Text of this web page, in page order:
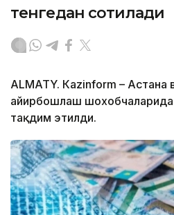
тенгедан сотилади
ALMATY. Кazinform – Астана
айирбошлаш шохобчаларида
тақдим этилди.